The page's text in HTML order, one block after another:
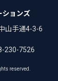
ションズ
山手通4-3-6
230-7526
reserved.